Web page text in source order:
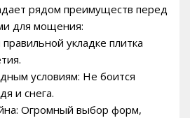
рядом преимуществ перед
для мощения:
укладке плитка
условиям: Не боится
и снега.
Огромный выбор форм,